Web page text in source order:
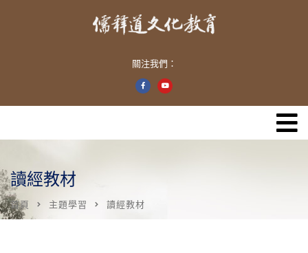
關注我們：
讀經教材
首頁 主題學習 讀經教材